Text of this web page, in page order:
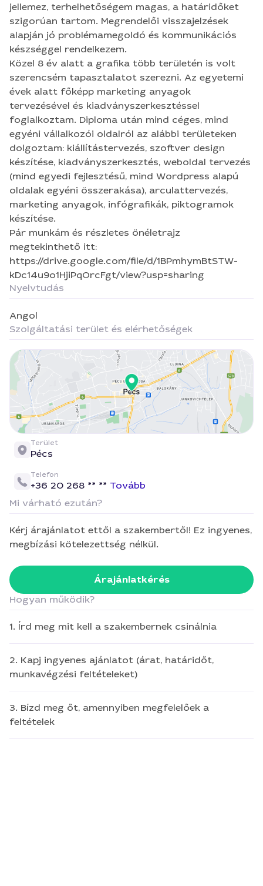
szerezni. Az egyetemi évek alatt főképp marketing
anyagok tervezésével és kiadványszerkesztéssel
foglalkoztam. Diploma után mind céges, mind
egyéni vállalkozói oldalról az alábbi területeken
dolgoztam: kiállítástervezés, szoftver design
készítése, kiadványszerkesztés, weboldal tervezés
(mind egyedi fejlesztésű, mind Wordpress alapú
oldalak egyéni összerakása), arculattervezés,
marketing anyagok, infógrafikák, piktogramok
készítése. Pár munkám és részletes önéletrajz
megtekinthető itt:
https://drive.google.com/file/d/1BPmhymBtSTW-
kDc14u9o1HjiPqOrcFgt/view?usp=sharing
jellemez, terhelhetőségem magas, a határidőket
szigorúan tartom. Megrendelői visszajelzések
alapján jó problémamegoldó és kommunikációs
készséggel rendelkezem.
Közel 8 év alatt a grafika több területén is volt
szerencsém tapasztalatot szerezni. Az egyetemi
évek alatt főképp marketing anyagok
tervezésével és kiadványszerkesztéssel
foglalkoztam. Diploma után mind céges, mind
egyéni vállalkozói oldalról az alábbi területeken
dolgoztam: kiállítástervezés, szoftver design
készítése, kiadványszerkesztés, weboldal tervezés
(mind egyedi fejlesztésű, mind Wordpress alapú
oldalak egyéni összerakása), arculattervezés,
marketing anyagok, infógrafikák, piktogramok
készítése.
Pár munkám és részletes önéletrajz
megtekinthető itt:
https://drive.google.com/file/d/1BPmhymBtSTW-
kDc14u9o1HjiPqOrcFgt/view?usp=sharing
Nyelvtudás
Angol
Szolgáltatási terület és elérhetőségek
Terület
Pécs
Telefon
+36 20 268 ** ** Tovább
Mi várható ezután?
Kérj árajánlatot ettől a szakembertől! Ez ingyenes,
megbízási kötelezettség nélkül.
Árajánlatkérés
Hogyan működik?
1. Írd meg mit kell a szakembernek csinálnia
2. Kapj ingyenes ajánlatot (árat, határidőt,
munkavégzési feltételeket)
3. Bízd meg őt, amennyiben megfelelőek a
feltételek